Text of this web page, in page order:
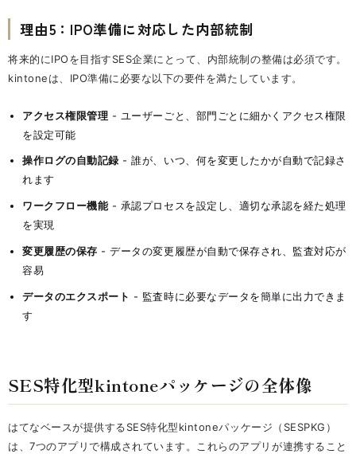
理由5：IPO準備に対応した内部統制
将来的にIPOを目指すSES企業にとって、内部統制の整備は必須です。
kintoneは、IPO準備に必要な以下の要件を満たしています。
アクセス権限管理 - ユーザーごと、部門ごとに細かくアクセス権限
を設定可能
操作ログの自動記録 - 誰が、いつ、何を変更したかが自動で記録さ
れます
ワークフロー機能 - 承認プロセスを設定し、適切な承認を経た処理
を実現
変更履歴の保存 - データの変更履歴が自動で保存され、監査対応が
容易
データのエクスポート - 監査時に必要なデータを簡単に出力できま
す
SES特化型kintoneパッケージの全体像
はてなベースが提供するSES特化型kintoneパッケージ（SESPKG）
は、7つのアプリで構成されています。これらのアプリが連携すること